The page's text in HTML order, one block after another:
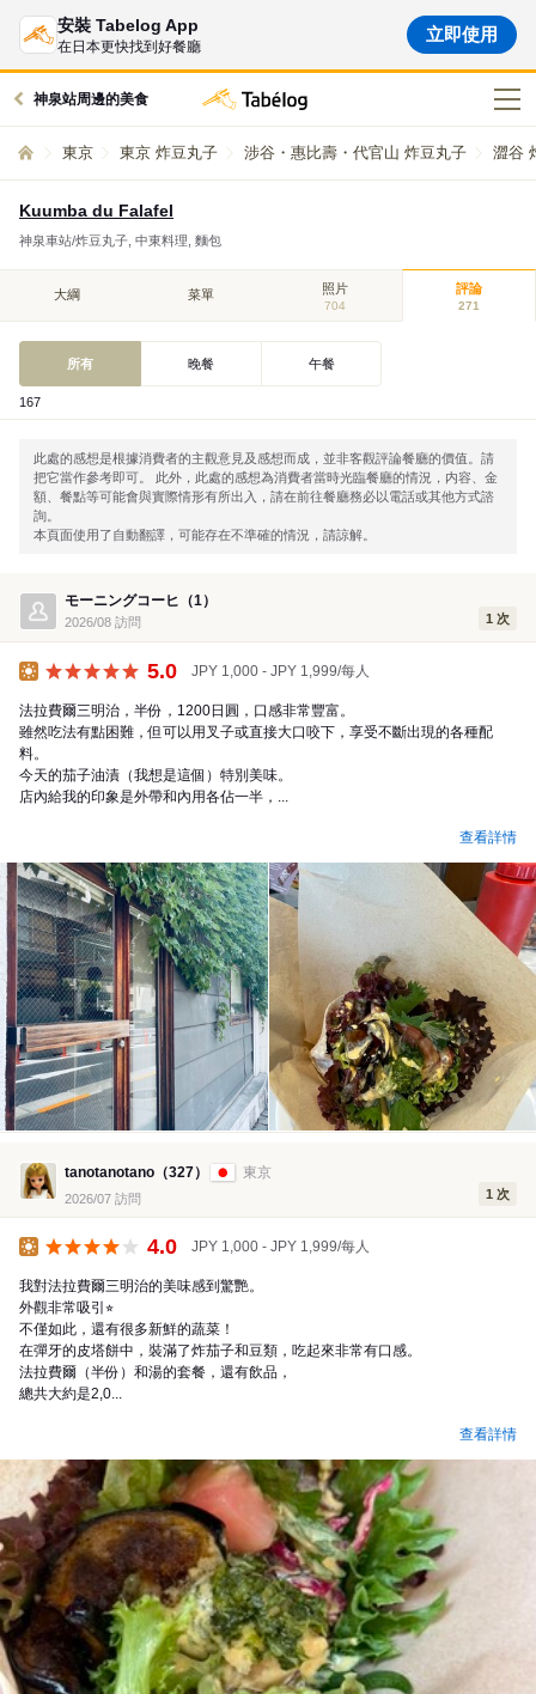
安裝 Tabelog App
在日本更快找到好餐廳
立即使用
神泉站周邊的美食
東京 東京 炸豆丸子 涉谷・惠比壽・代官山 炸豆丸子 澀谷
Kuumba du Falafel
神泉車站/炸豆丸子, 中東料理, 麵包
大綱 菜單 照片
704
評論
271
所有 晚餐 午餐
167
此處的感想是根據消費者的主觀意見及感想而成，並非客觀評論餐廳的價值。請
把它當作參考即可。 此外，此處的感想為消費者當時光臨餐廳的情況，内容、金
額、餐點等可能會與實際情形有所出入，請在前往餐廳務必以電話或其他方式諮
詢。
本頁面使用了自動翻譯，可能存在不準確的情況，請諒解。
モーニングコーヒ（1）
2026/08 訪問 1 次
5.0 JPY 1,000 - JPY 1,999/每人
法拉費爾三明治，半份，1200日圓，口感非常豐富。
雖然吃法有點困難，但可以用叉子或直接大口咬下，享受不斷出現的各種配
料。
今天的茄子油漬（我想是這個）特別美味。
店內給我的印象是外帶和內用各佔一半，...
查看詳情
tanotanotano（327） 東京
2026/07 訪問 1 次
4.0 JPY 1,000 - JPY 1,999/每人
我對法拉費爾三明治的美味感到驚艷。
外觀非常吸引⭐︎
不僅如此，還有很多新鮮的蔬菜！
在彈牙的皮塔餅中，裝滿了炸茄子和豆類，吃起來非常有口感。
法拉費爾（半份）和湯的套餐，還有飲品，
總共大約是2,0...
查看詳情